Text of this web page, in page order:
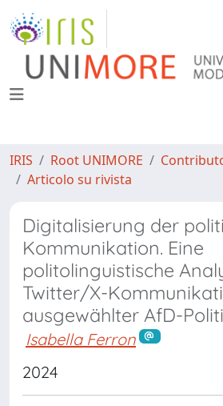
IRIS Root UNIMORE
Articolo su rivista
Digitalisierung der
Kommunikation. Eine
politolinguistische
Twitter/X-
ausgewählter AfD-
Isabella Ferron
2024